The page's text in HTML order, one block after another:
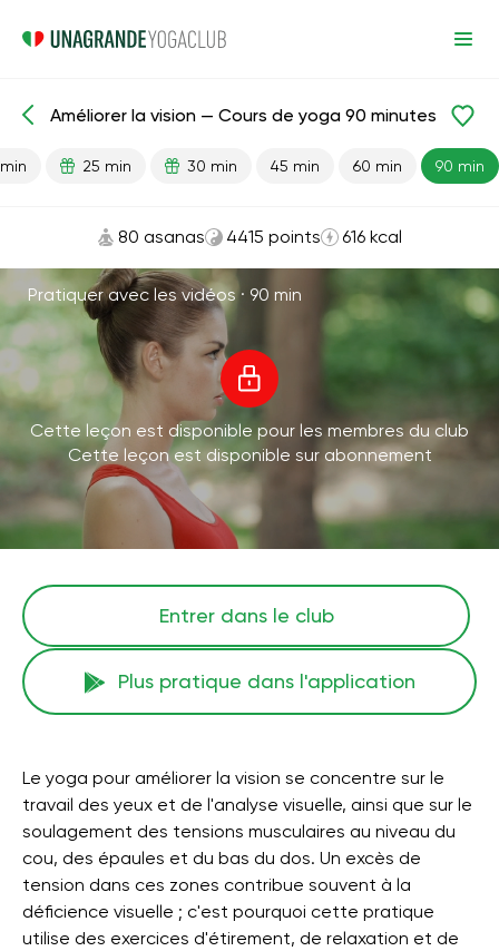
Leçons prêtes Vision
Améliorer la vision — Cours de yoga 90 minutes
25 min 30 min 45 min 60 min 90 min
80 asanas 4415 points 616 kcal
Pratiquer avec les vidéos · 90 min
Cette leçon est disponible pour les membres du club
Cette leçon est disponible sur abonnement
Entrer dans le club
Plus pratique dans l'application
Le yoga pour améliorer la vision se concentre sur le
travail des yeux et de l'analyse visuelle, ainsi que sur le
soulagement des tensions musculaires au niveau du
cou, des épaules et du bas du dos. Un excès de
tension dans ces zones contribue souvent à la
déficience visuelle ; c'est pourquoi cette pratique
utilise des exercices d'étirement, de relaxation et de